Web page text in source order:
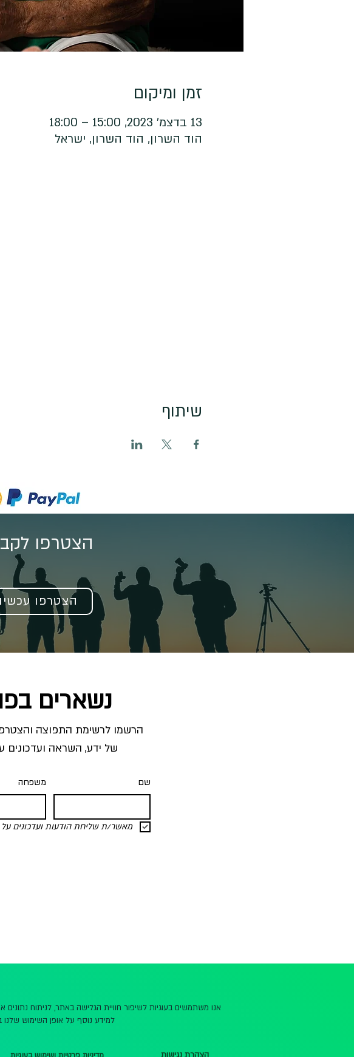
זמן ומיקום
13 בדצמ׳ 2023, 15:00 – 18:00
הוד השרון, הוד השרון, ישראל
שיתוף
הצטרפו
<< הצטרפו עכשיו
נשארים
של ידע, השראה ועדכונים
שם משפחה
מאשר/ת שליחת הודעות ועדכונים על
אנו משתמשים בעוגיות לשיפור חוויית הגלישה באתר, לניתוח
למידע נוסף על אופן השימוש שלנו